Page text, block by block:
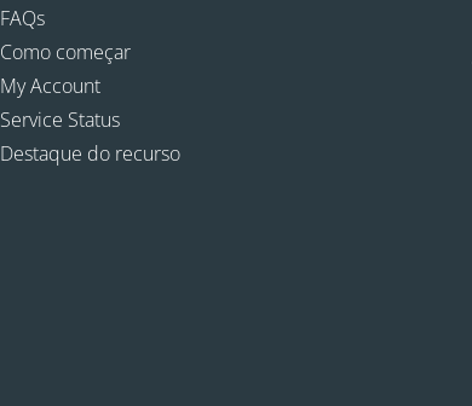
FAQs
Como começar
My Account
Service Status
Destaque do recurso